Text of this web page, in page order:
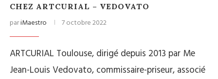
CHEZ ARTCURIAL – VEDOVATO
pariMaestro 7 octobre 2022
ARTCURIAL Toulouse, dirigé depuis 2013 par Me
Jean-Louis Vedovato, commissaire-priseur, associé